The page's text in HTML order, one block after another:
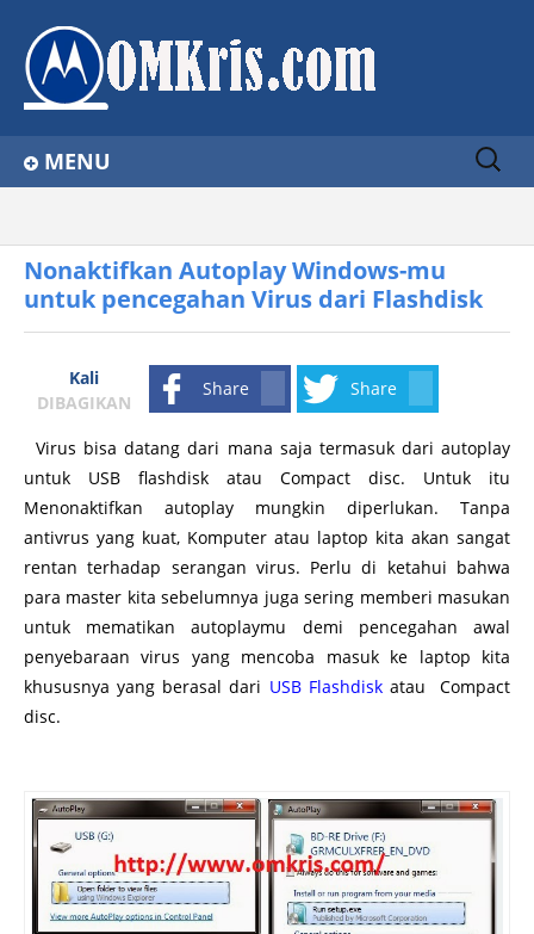
MENU
About
Contact Us
Disclaimer
Sear
ch
Nonaktifkan Autoplay Windows-mu
untuk pencegahan Virus dari Flashdisk
Kali
DIBAGIKAN
Share Share
Virus bisa datang dari mana saja termasuk dari autoplay
untuk USB flashdisk atau Compact disc. Untuk itu
Menonaktifkan autoplay mungkin diperlukan. Tanpa
antivrus yang kuat, Komputer atau laptop kita akan sangat
rentan terhadap serangan virus. Perlu di ketahui bahwa
para master kita sebelumnya juga sering memberi masukan
untuk mematikan autoplaymu demi pencegahan awal
penyebaraan virus yang mencoba masuk ke laptop kita
khususnya yang berasal dari USB Flashdisk atau Compact
disc.